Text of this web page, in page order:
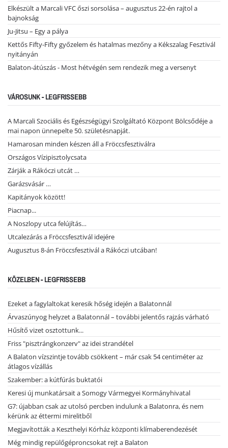
Elkészült a Marcali VFC őszi sorsolása – augusztus 22-én rajtol a
bajnokság
Ju-Jitsu – Egy a pálya
Kettős Fifty-Fifty győzelem és hatalmas mezőny a Kékszalag Fesztivál
nyitányán
Balaton-átúszás - Most hétvégén sem rendezik meg a versenyt
VÁROSUNK - LEGFRISSEBB
A Marcali Szociális és Egészségügyi Szolgáltató Központ Bölcsődéje a
mai napon ünnepelte 50. születésnapját.
Hamarosan minden készen áll a Fröccsfesztiválra
Országos Vízipisztolycsata
Zárják a Rákóczi utcát …
Garázsvásár …
Kapitányok között!
Piacnap...
A Noszlopy utca felújítás…
Utcalezárás a Fröccsfesztivál idejére
Augusztus 8-án Fröccsfesztivál a Rákóczi utcában!
KÖZELBEN - LEGFRISSEBB
Ezeket a fagylaltokat keresik hőség idején a Balatonnál
Árvaszúnyog helyzet a Balatonnál – további jelentős rajzás várható
Hűsítő vizet osztottunk...
Friss "pisztrángkonzerv" az idei strandétel
A Balaton vízszintje tovább csökkent – már csak 54 centiméter az
átlagos vízállás
Szakember: a kútfúrás buktatói
Keresi új munkatársait a Somogy Vármegyei Kormányhivatal
G7: újabban csak az utolsó percben indulunk a Balatonra, és nem
kérünk az éttermi mirelitből
Megjavították a Keszthelyi Kórház központi klímaberendezését
Még mindig repülőgéproncsokat rejt a Balaton